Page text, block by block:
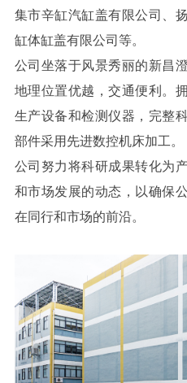
集市辛缸汽缸盖有限公司、
缸体缸盖有限公司等。
公司坐落于风景秀丽的新昌
地理位置优越，交通便利。
生产设备和检测仪器，完整
部件采用先进数控机床加工。
公司努力将科研成果转化为
和市场发展的动态，以确保
在同行和市场的前沿。